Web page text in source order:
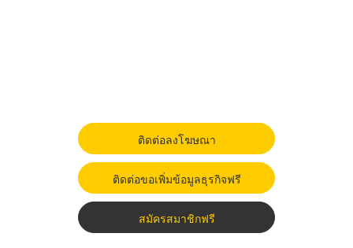
ติดต่อลงโฆษณา
ติดต่อขอเพิ่มข้อมูลธุรกิจฟรี
สมัครสมาชิกฟรี